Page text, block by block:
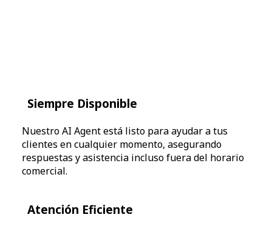
Siempre Disponible
Nuestro AI Agent está listo para ayudar a tus
clientes en cualquier momento, asegurando
respuestas y asistencia incluso fuera del horario
comercial.
Atención Eficiente